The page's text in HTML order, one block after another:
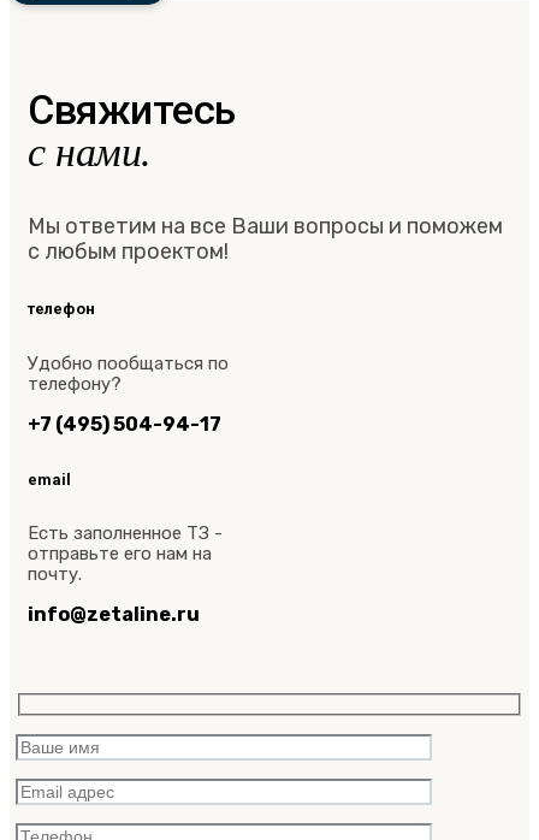
Свяжитесь
с нами.
Мы ответим на все Ваши вопросы и поможем
с любым проектом!
телефон
Удобно пообщаться по
телефону?
+7 (495) 504-94-17
email
Есть заполненное ТЗ -
отправьте его нам на
почту.
info@zetaline.ru